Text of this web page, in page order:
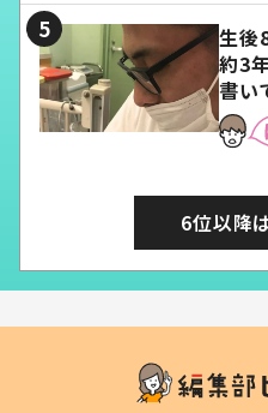
生後
約3
書い
6位以降